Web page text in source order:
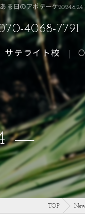
る日のアポテーケ
4068-7791
サテライト校
TOP